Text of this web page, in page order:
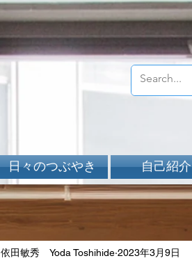
日々のつぶやき 自己紹介
依田敏秀 Yoda Toshihide 2023年3月9日